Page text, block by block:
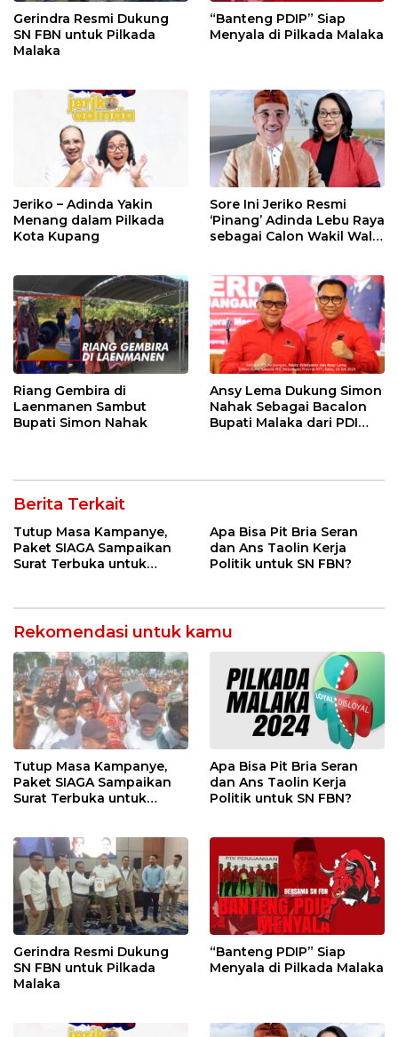
Gerindra Resmi Dukung
SN FBN untuk Pilkada
Malaka
“Banteng PDIP” Siap
Menyala di Pilkada Malaka
Jeriko – Adinda Yakin
Menang dalam Pilkada
Kota Kupang
Sore Ini Jeriko Resmi
‘Pinang’ Adinda Lebu Raya
sebagai Calon Wakil Wali
Riang Gembira di
Laenmanen Sambut
Bupati Simon Nahak
Ansy Lema Dukung Simon
Nahak Sebagai Bacalon
Bupati Malaka dari PDI
Berita Terkait
Tutup Masa Kampanye,
Paket SIAGA Sampaikan
Surat Terbuka untuk
Apa Bisa Pit Bria Seran
dan Ans Taolin Kerja
Politik untuk SN FBN?
Rekomendasi untuk kamu
Tutup Masa Kampanye,
Paket SIAGA Sampaikan
Surat Terbuka untuk
Apa Bisa Pit Bria Seran
dan Ans Taolin Kerja
Politik untuk SN FBN?
Gerindra Resmi Dukung
SN FBN untuk Pilkada
Malaka
“Banteng PDIP” Siap
Menyala di Pilkada Malaka